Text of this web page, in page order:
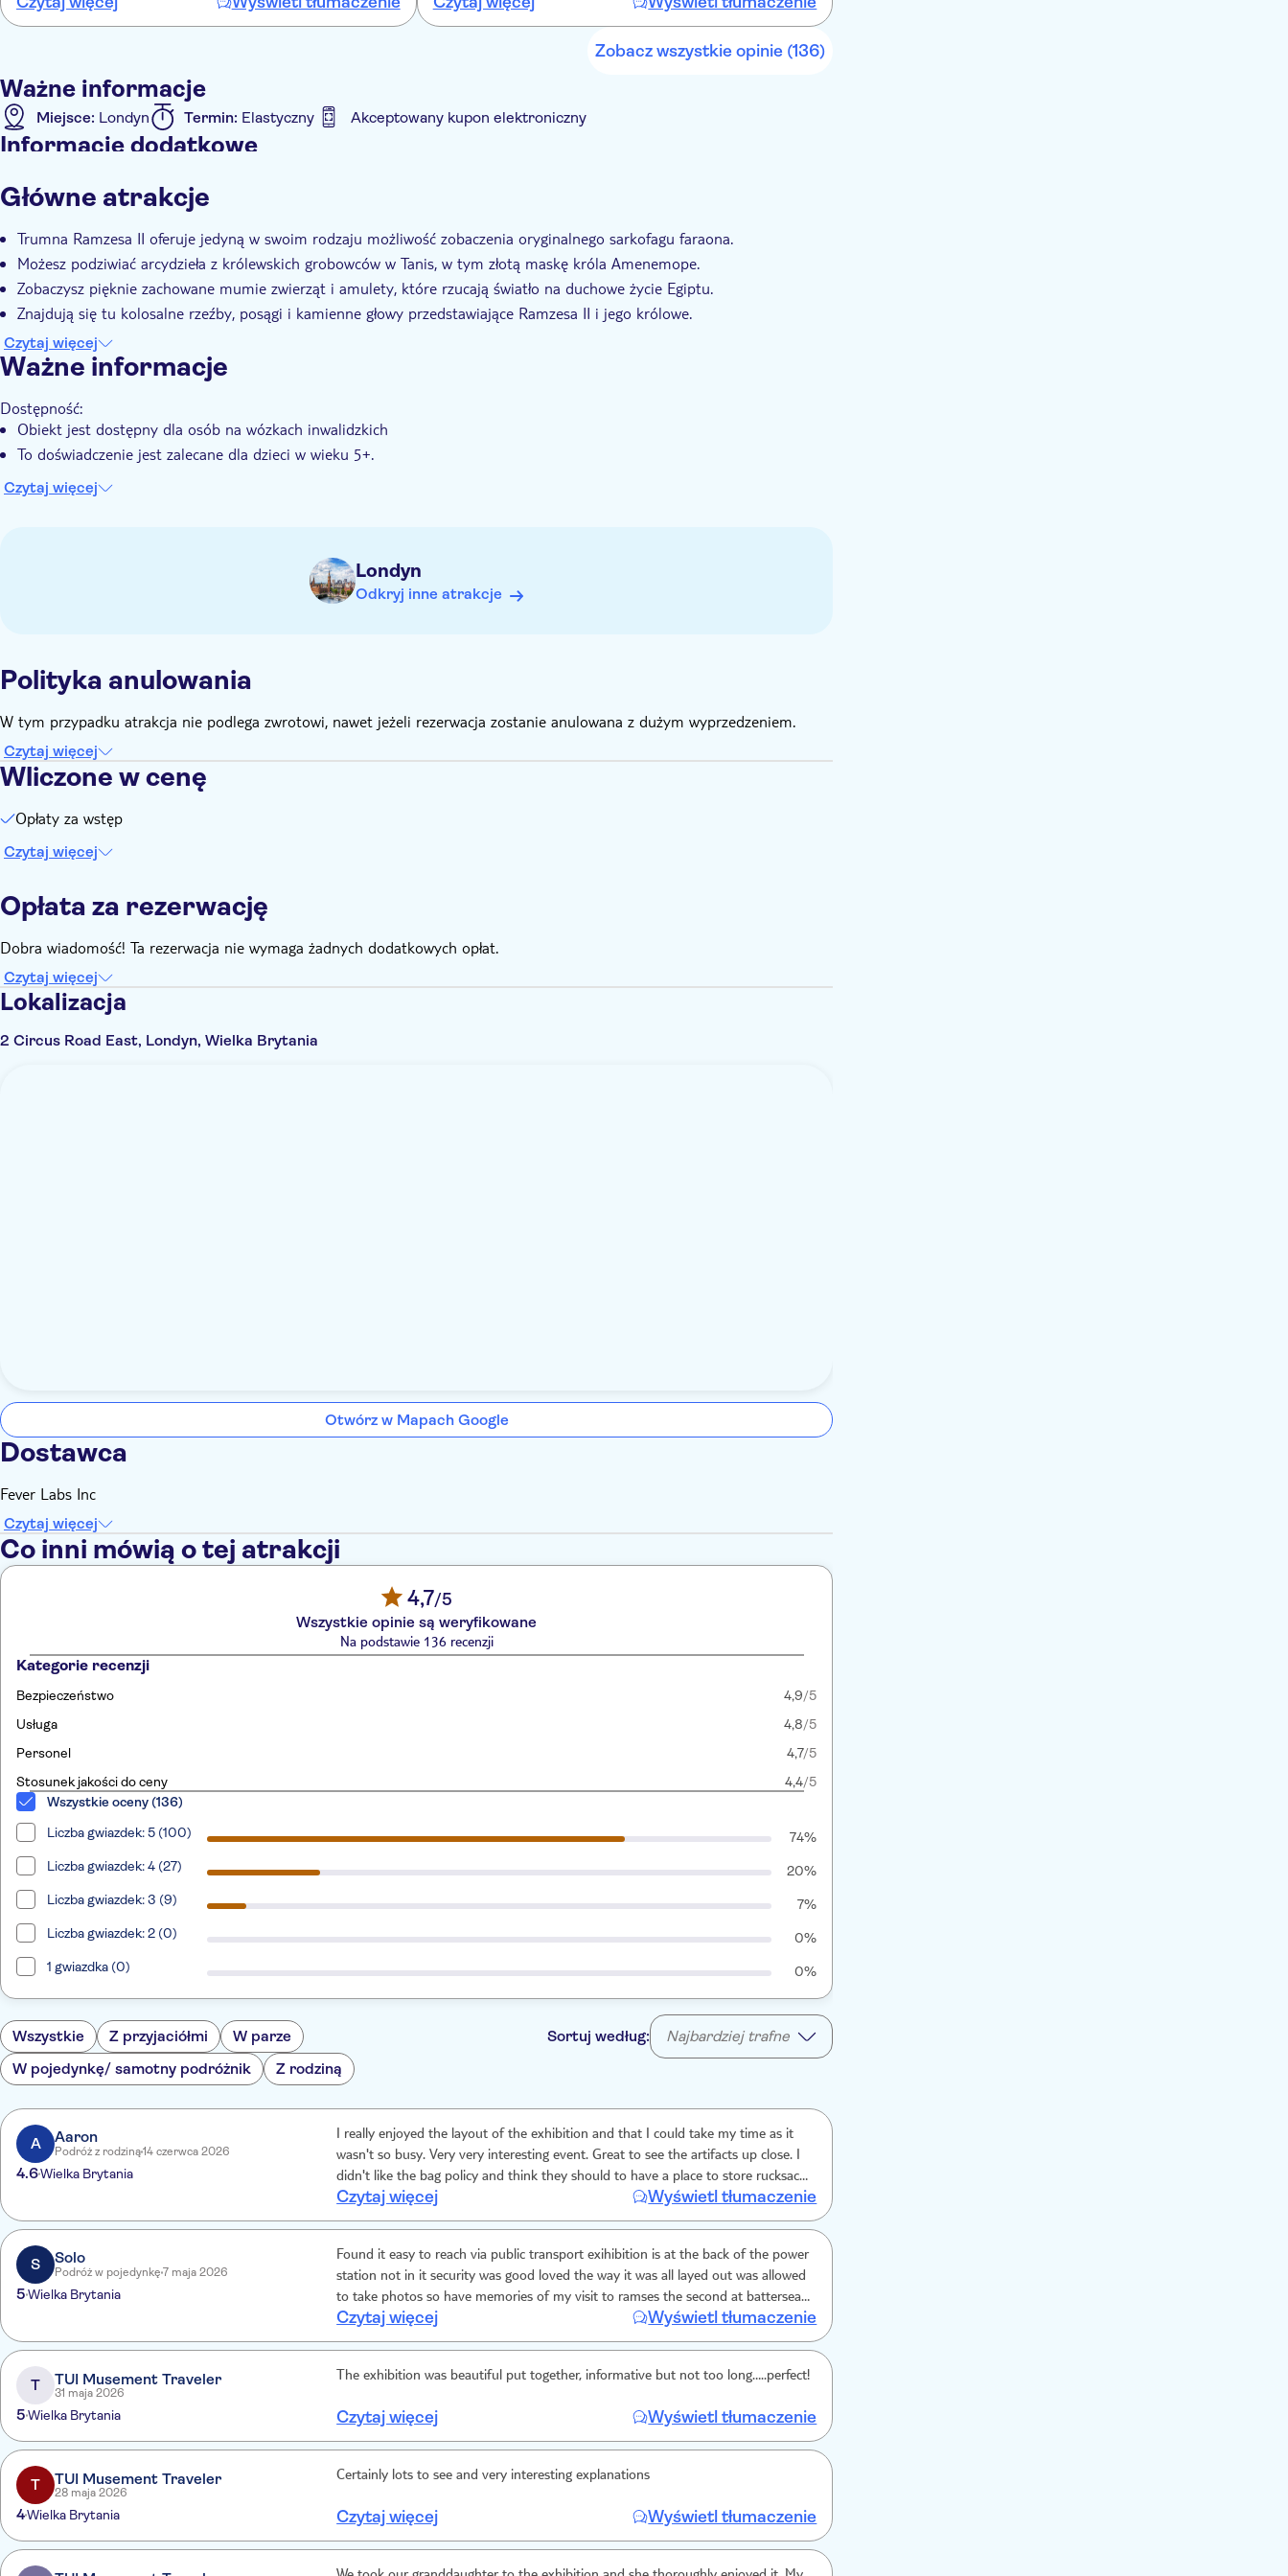
they should to have a place to store rucksacks on sight. I thought
it was overpriced for what it was too. However, I'm glad I went to
memories of my visit to ramses the second at battersea shop to
buy products was delightful over all totally enjoyed my day out
Zobacz wszystkie opinie (136)
Ważne informacje
Miejsce: Londyn Termin: Elastyczny Akceptowany kupon elektroniczny
Informacje dodatkowe
Główne atrakcje
Trumna Ramzesa II oferuje jedyną w swoim rodzaju możliwość zobaczenia oryginalnego sarkofagu faraona.
Możesz podziwiać arcydzieła z królewskich grobowców w Tanis, w tym złotą maskę króla Amenemope.
Zobaczysz pięknie zachowane mumie zwierząt i amulety, które rzucają światło na duchowe życie Egiptu.
Znajdują się tu kolosalne rzeźby, posągi i kamienne głowy przedstawiające Ramzesa II i jego królowe.
Będziesz mógł zobaczyć ponad 180 artefaktów, z których wiele debiutuje w Wielkiej Brytanii.
Czytaj więcej
Ważne informacje
Dostępność:
Obiekt jest dostępny dla osób na wózkach inwalidzkich
To doświadczenie jest zalecane dla dzieci w wieku 5+.
Czytaj więcej
Londyn
Odkryj inne atrakcje
Polityka anulowania
W tym przypadku atrakcja nie podlega zwrotowi, nawet jeżeli rezerwacja zostanie anulowana z dużym wyprzedzeniem.
Czytaj więcej
Wliczone w cenę
Opłaty za wstęp
Czytaj więcej
Opłata za rezerwację
Dobra wiadomość! Ta rezerwacja nie wymaga żadnych dodatkowych opłat.
Czytaj więcej
Lokalizacja
2 Circus Road East, Londyn, Wielka Brytania
Otwórz w Mapach Google
Dostawca
Fever Labs Inc
Czytaj więcej
Co inni mówią o tej atrakcji
4,7/5
Wszystkie opinie są weryfikowane
Na podstawie 136 recenzji
Kategorie recenzji
Bezpieczeństwo 4,9/5
Usługa
4,8/5
Personel
4,7/5
Stosunek jakości do ceny
4,4/5
Wszystkie oceny (136)
Liczba gwiazdek: 5 (100)
74%
Liczba gwiazdek: 4 (27)
20%
Liczba gwiazdek: 3 (9)
7%
Liczba gwiazdek: 2 (0)
0%
1 gwiazdka (0)
0%
Wszystkie Z przyjaciółmi
W parze
W pojedynkę/ samotny podróżnik
Z rodziną
Sortuj według: Najbardziej trafne
A Aaron
Podróż z rodziną14 czerwca 2026
4.6Wielka Brytania
I really enjoyed the layout of the exhibition and that I could take my time as it
wasn't so busy. Very very interesting event. Great to see the artifacts up close. I
didn't like the bag policy and think they should to have a place to store rucksacks
on sight. I thought it was overpriced for what it was too. However, I'm glad I went
to see it.
Czytaj więcej Wyświetl tłumaczenie
S Solo
Podróż w pojedynkę 7 maja 2026
5Wielka Brytania
Found it easy to reach via public transport exihibition is at the back of the power
station not in it security was good loved the way it was all layed out was allowed
to take photos so have memories of my visit to ramses the second at battersea
shop to buy products was delightful over all totally enjoyed my day out at this
event
Czytaj więcej Wyświetl tłumaczenie
T TUI Musement Traveler
31 maja 2026
5Wielka Brytania
The exhibition was beautiful put together, informative but not too long…..perfect!
Czytaj więcej Wyświetl tłumaczenie
T TUI Musement Traveler
28 maja 2026
4Wielka Brytania
Certainly lots to see and very interesting explanations
Czytaj więcej Wyświetl tłumaczenie